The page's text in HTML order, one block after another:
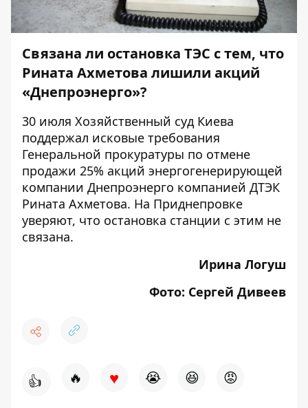
Связана ли остановка ТЭС с тем, что
Рината Ахметова лишили акций
«Днепроэнерго»?
30 июля Хозяйственный суд Киева
поддержал исковые требования
Генеральной прокуратуры по отмене
продажи 25% акций энергогенерирующей
компании Днепроэнерго компанией ДТЭК
Рината Ахметова. На Приднепровке
уверяют, что остановка станции с этим не
связана.
Ирина Логуш
Фото: Сергей Дивеев
👍 🔥 ♥ 😭 😆 😡